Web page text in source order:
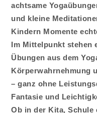
achtsame
und kleine
Kindern Momente
Im Mittelpunkt stehen
Übungen aus dem
Körperwahrnehmung
– ganz ohne
Fantasie und
Ob in der Kita, Schule